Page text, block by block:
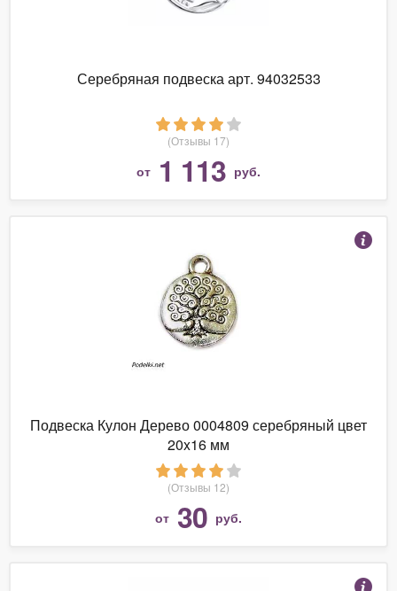
Серебряная подвеска арт. 94032533
(Отзывы 17)
от 1 113 руб.
Подвеска Кулон Дерево 0004809 серебряный цвет
20x16 мм
(Отзывы 12)
от 30 руб.